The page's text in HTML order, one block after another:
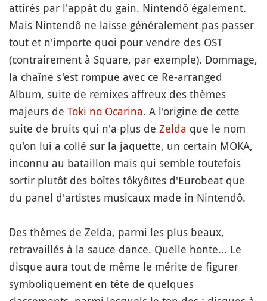
attirés par l'appât du gain. Nintendô également.
Mais Nintendô ne laisse généralement pas passer
tout et n'importe quoi pour vendre des OST
(contrairement à Square, par exemple). Dommage,
la chaîne s'est rompue avec ce Re-arranged
Album, suite de remixes affreux des thèmes
majeurs de Toki no Ocarina. A l'origine de cette
suite de bruits qui n'a plus de Zelda que le nom
qu'on lui a collé sur la jaquette, un certain MOKA,
inconnu au bataillon mais qui semble toutefois
sortir plutôt des boîtes tôkyôïtes d'Eurobeat que
du panel d'artistes musicaux made in Nintendô.
Des thèmes de Zelda, parmi les plus beaux,
retravaillés à la sauce dance. Quelle honte... Le
disque aura tout de même le mérite de figurer
symboliquement en tête de quelques